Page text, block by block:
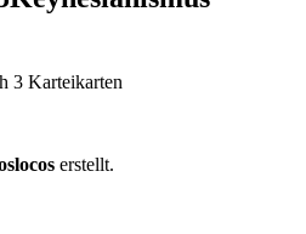
3 Karteikarten
erstellt.